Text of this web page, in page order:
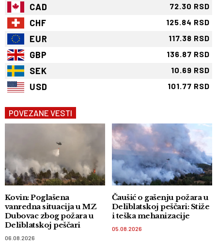
CAD 72.30 RSD
CHF 125.84 RSD
EUR 117.38 RSD
GBP 136.87 RSD
SEK 10.69 RSD
USD 101.77 RSD
POVEZANE VESTI
Kovin: Poglašena
vanredna situacija u MZ
Dubovac zbog požara u
Deliblatskoj peščari
06.08.2026
Čaušić o gašenju požara u
Deliblatskoj peščari: Stiže
i teška mehanizacije
05.08.2026